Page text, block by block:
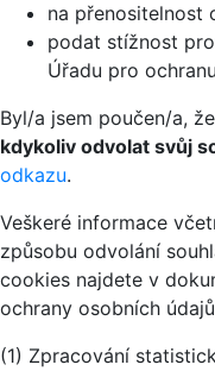
na přenositelnost
podat stížnost
Úřadu pro
Byl/a jsem poučen/a,
kdykoliv odvolat svůj
odkazu.
Veškeré informace
způsobu odvolání
cookies najdete v
ochrany osobních
(1) Zpracování